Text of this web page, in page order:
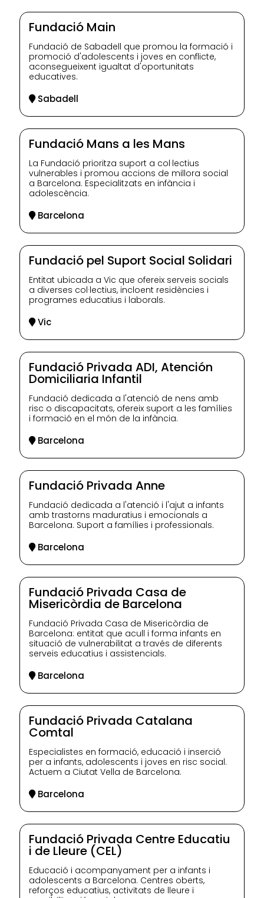
Fundació Main
Fundació de Sabadell que promou la formació i
promoció d'adolescents i joves en conflicte,
aconsegueixent igualtat d'oportunitats
educatives.
Sabadell
Fundació Mans a les Mans
La Fundació prioritza suport a col·lectius
vulnerables i promou accions de millora social
a Barcelona. Especialitzats en infància i
adolescència.
Barcelona
Fundació pel Suport Social Solidari
Entitat ubicada a Vic que ofereix serveis socials
a diverses col·lectius, incloent residències i
programes educatius i laborals.
Vic
Fundació Privada ADI, Atención
Domiciliaria Infantil
Fundació dedicada a l'atenció de nens amb
risc o discapacitats, ofereix suport a les famílies
i formació en el món de la infància.
Barcelona
Fundació Privada Anne
Fundació dedicada a l'atenció i l'ajut a infants
amb trastorns maduratius i emocionals a
Barcelona. Suport a famílies i professionals.
Barcelona
Fundació Privada Casa de
Misericòrdia de Barcelona
Fundació Privada Casa de Misericòrdia de
Barcelona: entitat que acull i forma infants en
situació de vulnerabilitat a través de diferents
serveis educatius i assistencials.
Barcelona
Fundació Privada Catalana
Comtal
Especialistes en formació, educació i inserció
per a infants, adolescents i joves en risc social.
Actuem a Ciutat Vella de Barcelona.
Barcelona
Fundació Privada Centre Educatiu
i de Lleure (CEL)
Educació i acompanyament per a infants i
adolescents a Barcelona. Centres oberts,
reforços educatius, activitats de lleure i